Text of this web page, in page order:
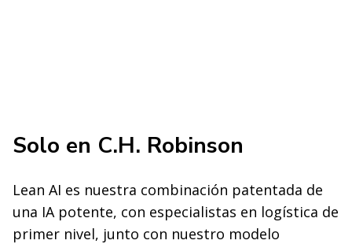
Solo en C.H. Robinson
Lean AI es nuestra combinación patentada de
una IA potente, con especialistas en logística de
primer nivel, junto con nuestro modelo